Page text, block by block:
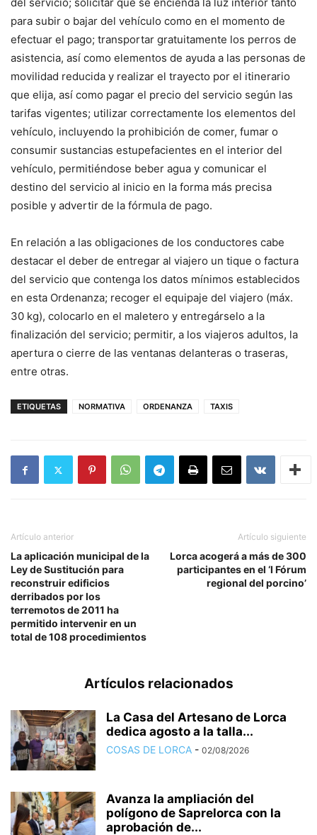
para subir o bajar del vehículo como en el momento de
efectuar el pago; transportar gratuitamente los perros de
asistencia, así como elementos de ayuda a las personas de
movilidad reducida y realizar el trayecto por el itinerario
que elija, así como pagar el precio del servicio según las
tarifas vigentes; utilizar correctamente los elementos del
vehículo, incluyendo la prohibición de comer, fumar o
consumir sustancias estupefacientes en el interior del
vehículo, permitiéndose beber agua y comunicar el
destino del servicio al inicio en la forma más precisa
posible y advertir de la fórmula de pago.
En relación a las obligaciones de los conductores cabe
destacar el deber de entregar al viajero un tique o factura
del servicio que contenga los datos mínimos establecidos
en esta Ordenanza; recoger el equipaje del viajero (máx.
30 kg), colocarlo en el maletero y entregárselo a la
finalización del servicio; permitir, a los viajeros adultos, la
apertura o cierre de las ventanas delanteras o traseras,
entre otras.
ETIQUETAS NORMATIVA ORDENANZA TAXIS
Artículo anterior
La aplicación municipal de la
Ley de Sustitución para
reconstruir edificios
derribados por los
terremotos de 2011 ha
permitido intervenir en un
total de 108 procedimientos
Artículo siguiente
Lorca acogerá a más de 300
participantes en el ‘I Fórum
regional del porcino’
Artículos relacionados
La Casa del Artesano de Lorca
dedica agosto a la talla...
COSAS DE LORCA - 02/08/2026
Avanza la ampliación del
polígono de Saprelorca con la
aprobación de...